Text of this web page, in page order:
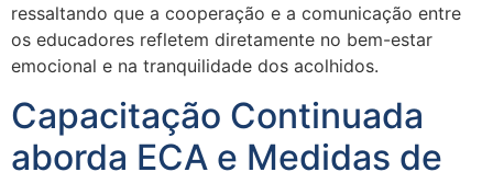
ressaltando que a cooperação e a comunicação entre
os educadores refletem diretamente no bem-estar
emocional e na tranquilidade dos acolhidos.
Capacitação Continuada
aborda ECA e Medidas de